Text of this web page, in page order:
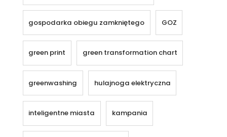
gospodarka obiegu zamkniętego GOZ
green print green transformation chart
greenwashing hulajnoga elektryczna
inteligentne miasta kampania